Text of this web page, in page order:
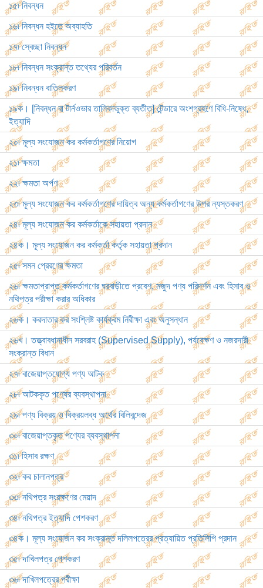
১৫৷ নিবন্ধন
১৬৷ নিবন্ধন হইতে অব্যাহতি
১৭৷ স্বেচ্ছা নিবন্ধন
১৮৷ নিবন্ধন সংক্রান্ত তথ্যের পরিবর্তন
১৯৷ নিবন্ধন বাতিলকরণ
১৯ক। [নিবন্ধন বা টার্নওভার তালিকাভুক্ত ব্যতীত] টেন্ডারে অংশগ্রহণে বিধি-নিষেধ,
ইত্যাদি
২০৷ মূল্য সংযোজন কর কর্মকর্তাগণের নিয়োগ
২১৷ ক্ষমতা
২২৷ ক্ষমতা অর্পণ
২৩৷ মূল্য সংযোজন কর কর্মকর্তাগণের দায়িত্ব অন্য কর্মকর্তাগণের উপর ন্যস্তকরণ
২৪৷ মূল্য সংযোজন কর কর্মকর্তাকে সহায়তা প্রদান
২৪ক। মূল্য সংযোজন কর কর্মকর্তা কর্তৃক সহায়তা প্রদান
২৫৷ সমন প্রেরণের ক্ষমতা
২৬৷ ক্ষমতাপ্রাপ্ত কর্মকর্তাগণের ঘরবাড়ীতে প্রবেশ, মজুদ পণ্য পরিদর্শন এবং হিসাব ও
নথিপত্র পরীক্ষা করার অধিকার
২৬ক। করদাতার কর সংশ্লিষ্ট কার্যক্রম নিরীক্ষা এবং অনুসন্ধান
২৬খ। তত্ত্বাবধানাধীন সরবরাহ (Supervised Supply), পর্যবেক্ষণ ও নজরদারী
সংক্রান্ত বিধান
২৭৷ বাজেয়াপ্তযোগ্য পণ্য আটক
২৮৷ আটককৃত পণ্যের ব্যবস্থাপনা
২৯৷ পণ্য বিক্রয় ও বিক্রয়লব্ধ অর্থের বিলিবন্দেজ
৩০৷ বাজেয়াপ্তকৃত পণ্যের ব্যবস্থাপনা
৩১৷ হিসাব রক্ষণ
৩২৷ কর চালানপত্র
৩৩৷ নথিপত্র সংরক্ষণের মেয়াদ
৩৪৷ নথিপত্র ইত্যাদি পেশকরণ
৩৪ক। মূল্য সংযোজন কর সংক্রান্ত দলিলপত্রের প্রত্যায়িত প্রতিলিপি প্রদান
৩৫৷ দাখিলপত্র পেশকরণ
৩৬৷ দাখিলপত্রের পরীক্ষা